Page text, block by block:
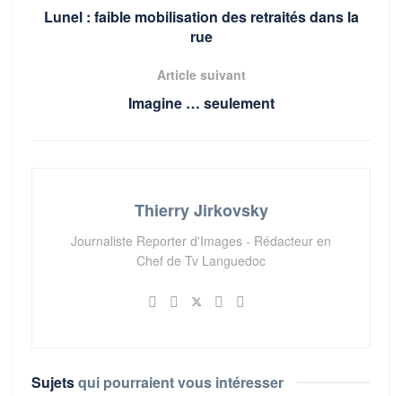
Lunel : faible mobilisation des retraités dans la
rue
Article suivant
Imagine … seulement
Thierry Jirkovsky
Journaliste Reporter d'Images - Rédacteur en
Chef de Tv Languedoc
Sujetsqui pourraient vous intéresser